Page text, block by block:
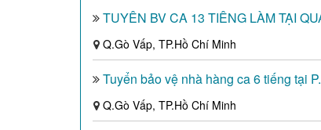
TUYỂN BV CA 13 TIẾNG LÀM TẠI
Q.Gò Vấp, TP.Hồ Chí Minh
Tuyển bảo vệ nhà hàng ca 6 tiếng tại
Q.Gò Vấp, TP.Hồ Chí Minh